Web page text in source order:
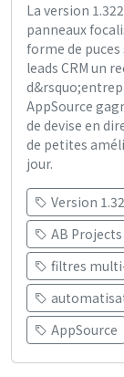
La version
panneaux
forme de
leads CRM un
AppSource
de devise en
de petites
jour.
Version
AB Projects
filtres
AppSource